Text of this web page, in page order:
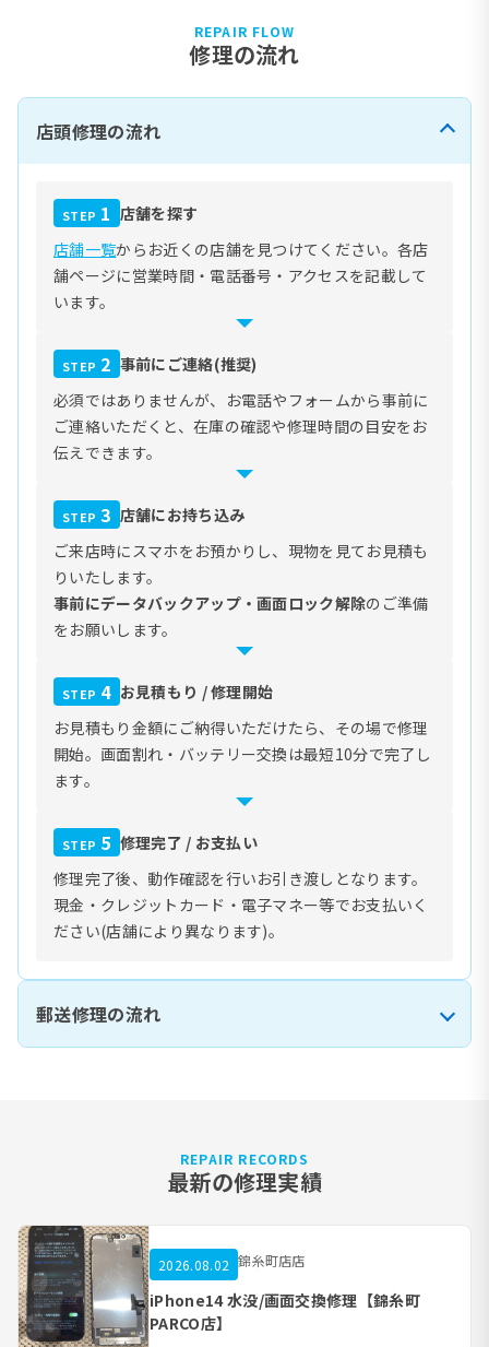
REPAIR FLOW
修理の流れ
店頭修理の流れ
STEP 1 店舗を探す
店舗一覧からお近くの店舗を見つけてください。各店
舗ページに営業時間・電話番号・アクセスを記載して
います。
STEP 2 事前にご連絡(推奨)
必須ではありませんが、お電話やフォームから事前に
ご連絡いただくと、在庫の確認や修理時間の目安をお
伝えできます。
STEP 3 店舗にお持ち込み
ご来店時にスマホをお預かりし、現物を見てお見積も
りいたします。
事前にデータバックアップ・画面ロック解除のご準備
をお願いします。
STEP 4 お見積もり / 修理開始
お見積もり金額にご納得いただけたら、その場で修理
開始。画面割れ・バッテリー交換は最短10分で完了し
ます。
STEP 5 修理完了 / お支払い
修理完了後、動作確認を行いお引き渡しとなります。
現金・クレジットカード・電子マネー等でお支払いく
ださい(店舗により異なります)。
郵送修理の流れ
REPAIR RECORDS
最新の修理実績
2026.08.02 錦糸町店店
iPhone14 水没/画面交換修理【錦糸町
PARCO店】